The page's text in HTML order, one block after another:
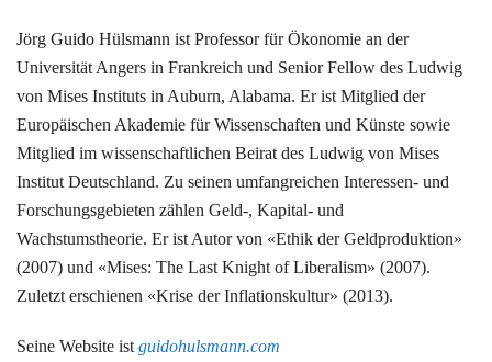
Jörg Guido Hülsmann ist Professor für Ökonomie an der
Universität Angers in Frankreich und Senior Fellow des Ludwig
von Mises Instituts in Auburn, Alabama. Er ist Mitglied der
Europäischen Akademie für Wissenschaften und Künste sowie
Mitglied im wissenschaftlichen Beirat des Ludwig von Mises
Institut Deutschland. Zu seinen umfangreichen Interessen- und
Forschungsgebieten zählen Geld-, Kapital- und
Wachstumstheorie. Er ist Autor von «Ethik der Geldproduktion»
(2007) und «Mises: The Last Knight of Liberalism» (2007).
Zuletzt erschienen «Krise der Inflationskultur» (2013).
Seine Website ist guidohulsmann.com